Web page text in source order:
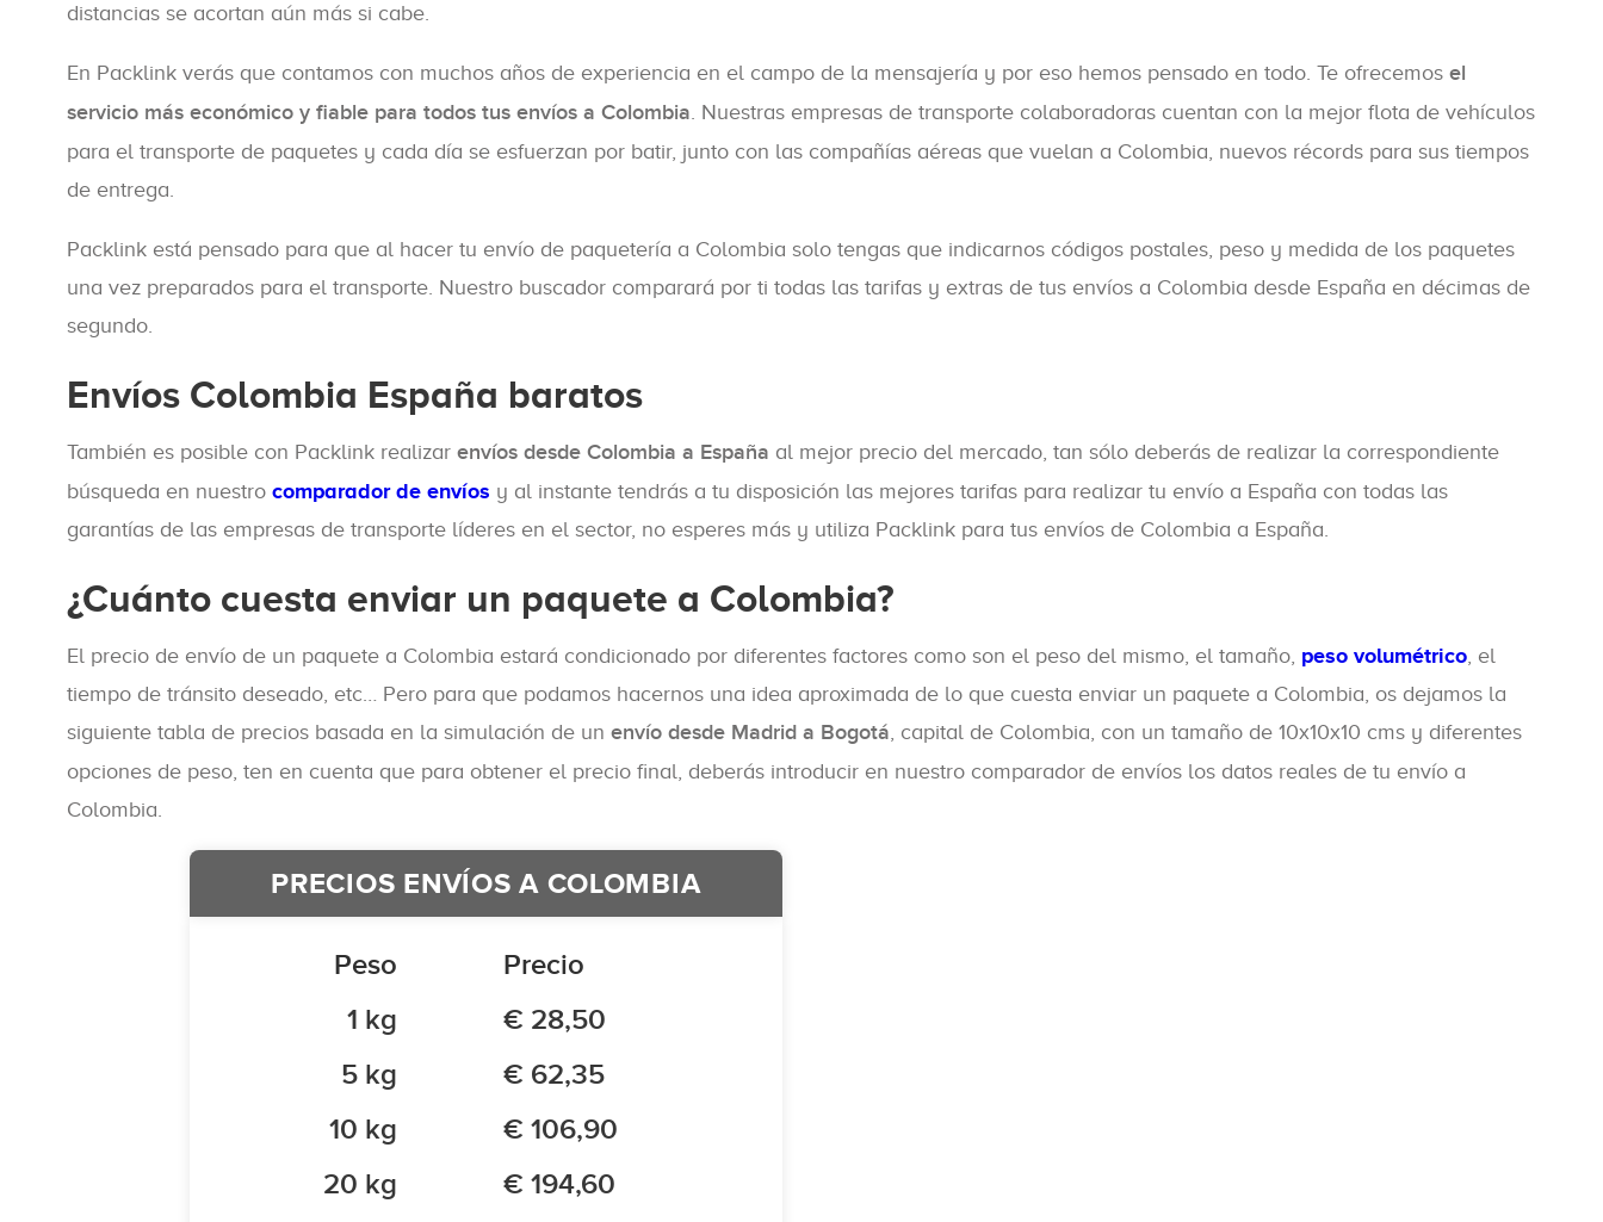
distancias se acortan aún más si cabe.
En Packlink verás que contamos con muchos años de experiencia en el campo de la mensajería y por eso hemos pensado en todo. Te ofrecemos el
servicio más económico y fiable para todos tus envíos a Colombia. Nuestras empresas de transporte colaboradoras cuentan con la mejor flota de vehículos
para el transporte de paquetes y cada día se esfuerzan por batir, junto con las compañías aéreas que vuelan a Colombia, nuevos récords para sus tiempos
de entrega.
Packlink está pensado para que al hacer tu envío de paquetería a Colombia solo tengas que indicarnos códigos postales, peso y medida de los paquetes
una vez preparados para el transporte. Nuestro buscador comparará por ti todas las tarifas y extras de tus envíos a Colombia desde España en décimas de
segundo.
Envíos Colombia España baratos
También es posible con Packlink realizar envíos desde Colombia a España al mejor precio del mercado, tan sólo deberás de realizar la correspondiente
búsqueda en nuestro comparador de envíos y al instante tendrás a tu disposición las mejores tarifas para realizar tu envío a España con todas las
garantías de las empresas de transporte líderes en el sector, no esperes más y utiliza Packlink para tus envíos de Colombia a España.
¿Cuánto cuesta enviar un paquete a Colombia?
El precio de envío de un paquete a Colombia estará condicionado por diferentes factores como son el peso del mismo, el tamaño, peso volumétrico, el
tiempo de tránsito deseado, etc… Pero para que podamos hacernos una idea aproximada de lo que cuesta enviar un paquete a Colombia, os dejamos la
siguiente tabla de precios basada en la simulación de un envío desde Madrid a Bogotá, capital de Colombia, con un tamaño de 10x10x10 cms y diferentes
opciones de peso, ten en cuenta que para obtener el precio final, deberás introducir en nuestro comparador de envíos los datos reales de tu envío a
Colombia.
PRECIOS ENVÍOS A COLOMBIA
Peso
Precio
1 kg
€ 28,50
5 kg
€ 62,35
10 kg
€ 106,90
20 kg
€ 194,60